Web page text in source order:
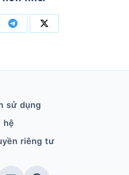
sử dụng
hệ
riêng tư